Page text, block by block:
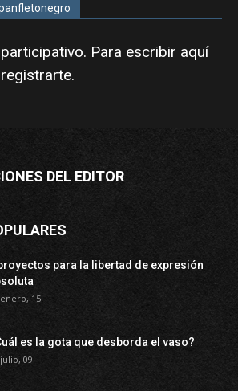
Para escribir aquí
registrarte.
DEL EDITOR
para la libertad de expresión
15
es la gota que desborda el vaso?
09